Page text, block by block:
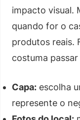
impacto visual.
quando for o
produtos reais.
costuma
Capa: escolha
represente o